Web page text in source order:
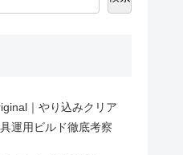
｜やり込みクリア
運用ビルド徹底考察